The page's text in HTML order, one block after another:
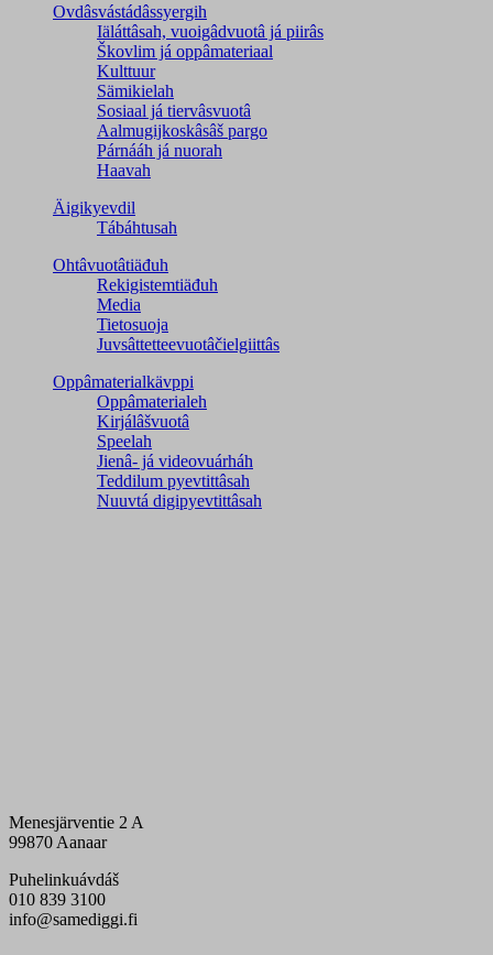
Ovdâsvástádâssyergih
Iäláttâsah, vuoigâdvuotâ já piirâs
Škovlim já oppâmateriaal
Kulttuur
Sämikielah
Sosiaal já tiervâsvuotâ
Aalmugijkoskâsâš pargo
Párnááh já nuorah
Haavah
Äigikyevdil
Tábáhtusah
Ohtâvuotâtiäđuh
Rekigistemtiäđuh
Media
Tietosuoja
Juvsâttetteevuotâčielgiittâs
Oppâmaterialkävppi
Oppâmaterialeh
Kirjálâšvuotâ
Speelah
Jienâ- já videovuárháh
Teddilum pyevtittâsah
Nuuvtá digipyevtittâsah
Menesjärventie 2 A
99870 Aanaar
Puhelinkuávdáš
010 839 3100
info@samediggi.fi